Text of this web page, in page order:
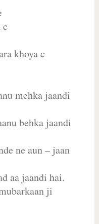
c
khoya c
mehka jaandi
behka jaandi
ne aun – jaan
aa jaandi hai.
ji